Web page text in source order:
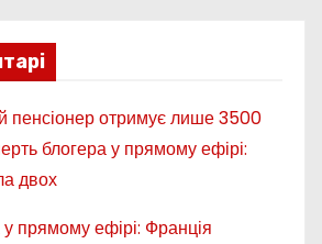
пенсіонер отримує лише 3500
блогера у прямому ефірі:
двох
прямому ефірі: Франція